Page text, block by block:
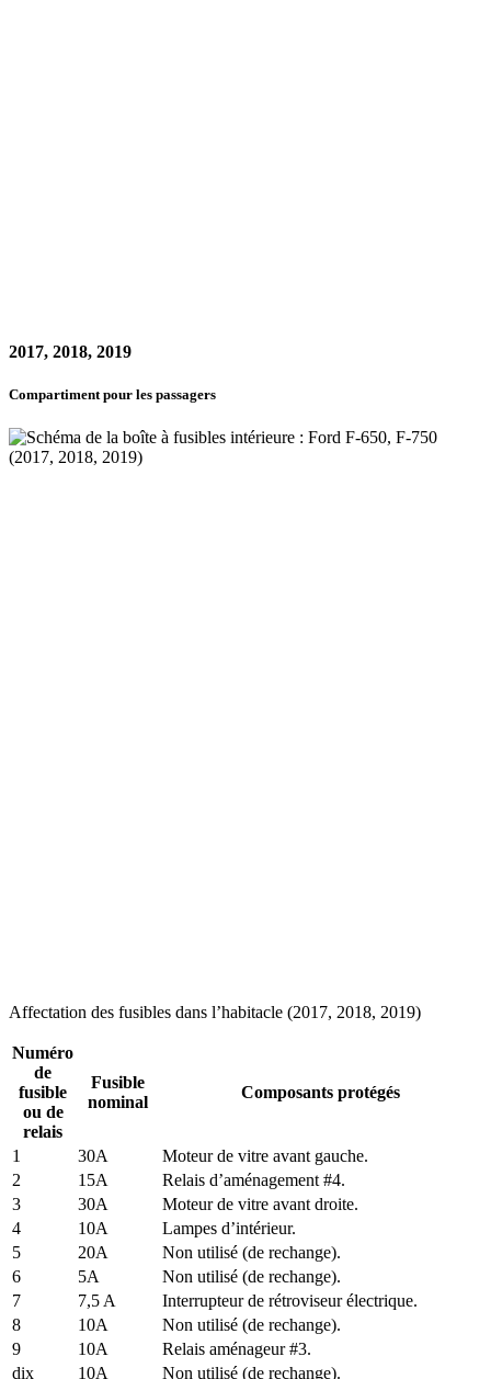
2017, 2018, 2019
Compartiment pour les passagers
Affectation des fusibles dans l’habitacle (2017, 2018, 2019)
Numéro
de
fusible
ou de
relais
Fusible
nominal
Composants protégés
1 30A
Moteur de vitre avant gauche.
2
15A
Relais d’aménagement #4.
3
30A
Moteur de vitre avant droite.
4
10A
Lampes d’intérieur.
5
20A
Non utilisé (de rechange).
6
5A
Non utilisé (de rechange).
7
7,5 A
Interrupteur de rétroviseur électrique.
8
10A
Non utilisé (de rechange).
9
10A
Relais aménageur #3.
dix
10A Non utilisé (de rechange).